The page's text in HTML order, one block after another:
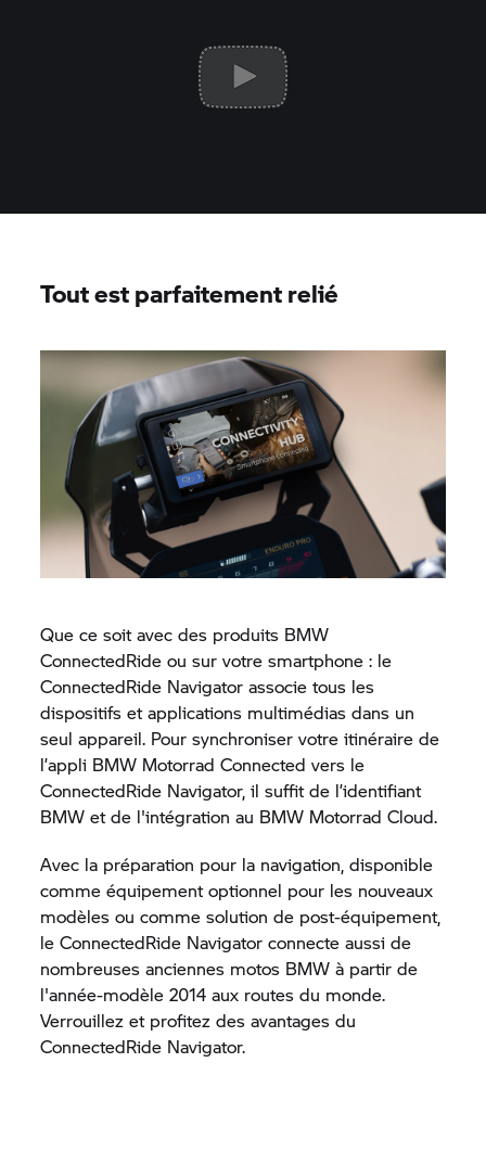
Tout est parfaitement relié
Que ce soit avec des produits BMW
ConnectedRide ou sur votre smartphone : le
ConnectedRide Navigator associe tous les
dispositifs et applications multimédias dans un
seul appareil. Pour synchroniser votre itinéraire de
l’appli BMW Motorrad Connected vers le
ConnectedRide Navigator, il suffit de l’identifiant
BMW et de l'intégration au BMW Motorrad Cloud.
Avec la préparation pour la navigation, disponible
comme équipement optionnel pour les nouveaux
modèles ou comme solution de post-équipement,
leConnectedRide Navigator connecte aussi de
nombreuses anciennes motos BMW à partir de
l'année-modèle 2014 aux routes du monde.
Verrouillez et profitez des avantages du
ConnectedRide Navigator.